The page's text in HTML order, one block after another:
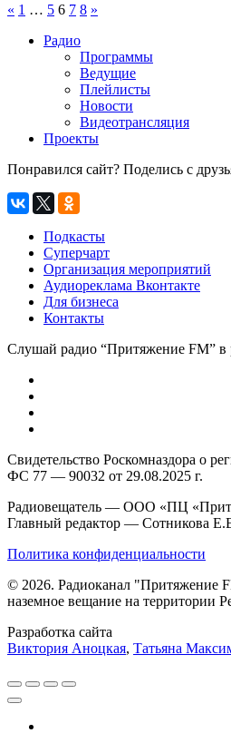
« 1 … 5 6 7 8 »
Радио
Программы
Ведущие
Плейлисты
Новости
Видеотрансляция
Проекты
Понравился сайт? Поделись с
Подкасты
Суперчарт
Организация мероприятий
Аудиореклама Вконтакте
Для бизнеса
Контакты
Слушай радио “Притяжение FM” в
Свидетельство Роскомназдора о
ФС 77 — 90032 от 29.08.2025 г.
Радиовещатель — ООО «ПЦ
Главный редактор — Сотникова
Политика конфиденциальности
© 2026. Радиоканал "Притяжение
наземное вещание на территории
Разработка сайта
Виктория Аноцкая, Татьяна